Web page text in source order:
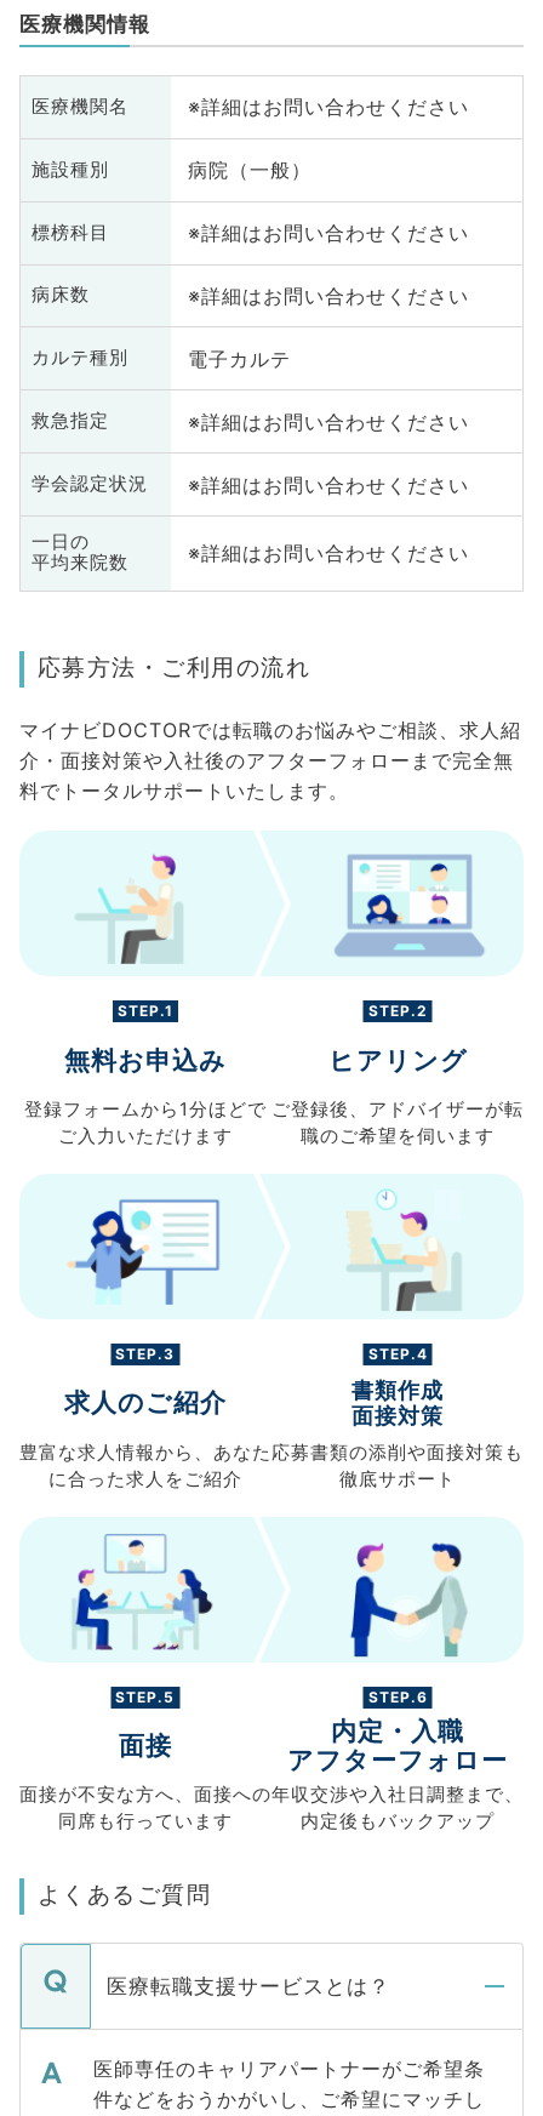
医療機関情報
医療機関名 ※詳細はお問い合わせください
施設種別 病院（一般）
標榜科目 ※詳細はお問い合わせください
病床数 ※詳細はお問い合わせください
カルテ種別 電子カルテ
救急指定 ※詳細はお問い合わせください
学会認定状況 ※詳細はお問い合わせください
一日の
平均来院数
※詳細はお問い合わせください
応募方法・ご利用の流れ
マイナビDOCTORでは転職のお悩みやご相談、求人紹
介・面接対策や入社後のアフターフォローまで完全無
料でトータルサポートいたします。
STEP.1
無料お申込み
登録フォームから 1分ほどで
ご入力 いただけます
STEP.2
ヒアリング
ご登録後、 アドバイザーが転
職のご希望を伺います
STEP.3
求人のご紹介
豊富な求人情報から、 あなた
に合った求人を ご紹介
STEP.4
書類作成
面接対策
応募書類の添削や面接対策も
徹底サポート
STEP.5
面接
面接が不安な方へ、 面接への
同席も行っています
STEP.6
内定・入職
アフターフォロー
年収交渉や入社日調整まで、
内定後もバックアップ
よくあるご質問
医療転職支援サービスとは？
医師専任のキャリアパートナーがご希望条
件などをおうかがいし、ご希望にマッチし